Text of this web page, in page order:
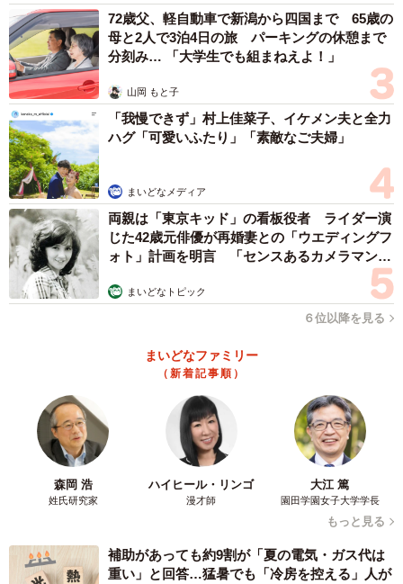
72歳父、軽自動車で新潟から四国まで 65歳の
母と2人で3泊4日の旅 パーキングの休憩まで
分刻み… 「大学生でも組まねえよ！」
山岡 もと子
「我慢できず」村上佳菜子、イケメン夫と全力
ハグ「可愛いふたり」「素敵なご夫婦」
まいどなメディア
両親は「東京キッド」の看板役者 ライダー演
じた42歳元俳優が再婚妻との「ウエディングフ
ォト」計画を明言 「センスあるカメラマン求
まいどなトピック
６位以降を見る
まいどなファミリー
（新着記事順）
森岡 浩
姓氏研究家
ハイヒール・リンゴ
漫才師
大江 篤
園田学園女子大学学長
もっと見る
補助があっても約9割が「夏の電気・ガス代は
重い」と回答…猛暑でも「冷房を控える」人が